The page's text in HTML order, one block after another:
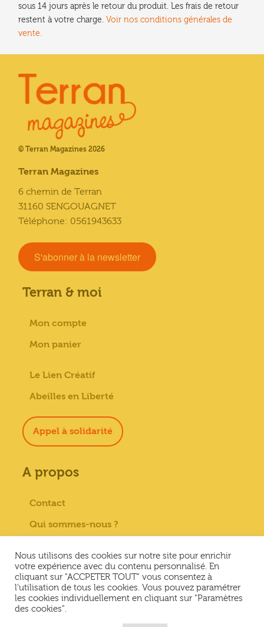
sous 14 jours après le retour du produit. Les frais de retour
restent à votre charge. Voir nos conditions générales de
vente.
© Terran Magazines 2026
Terran Magazines
6 chemin de Terran
31160 SENGOUAGNET
Téléphone: 0561943633
S'abonner à la newsletter
Terran & moi
Mon compte
Mon panier
Le Lien Créatif
Abeilles en Liberté
Appel à solidarité
A propos
Contact
Qui sommes-nous ?
Mentions Légales
Conditions générales de vente
Conditions Générales d’Utilisation &
Politique de confidentialité
Nous utilisons des cookies sur notre site pour enrichir
votre expérience avec du contenu personnalisé. En
cliquant sur "ACCPETER TOUT" vous consentez à
l'utilisation de tous les cookies. Vous pouvez paramétrer
les cookies individuellement en cliquant sur "Paramètres
des cookies".